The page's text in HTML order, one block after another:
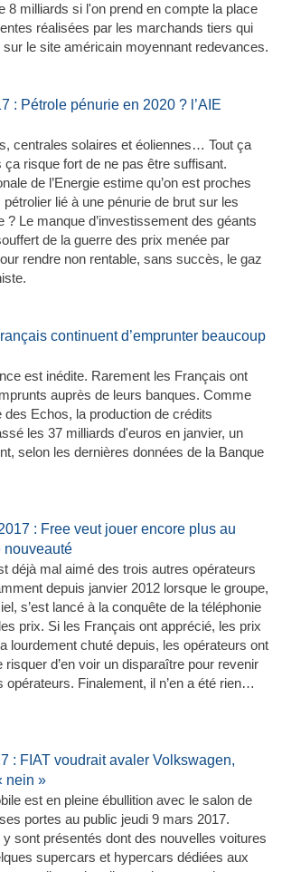
8 milliards si l'on prend en compte la place
réalisées par les marchands tiers qui
le site américain moyennant redevances.
: Pétrole pénurie en 2020 ? l’AIE
centrales solaires et éoliennes… Tout ça
ça risque fort de ne pas être suffisant.
de l’Energie estime qu’on est proches
pétrolier lié à une pénurie de brut sur les
? Le manque d’investissement des géants
de la guerre des prix menée par
rendre non rentable, sans succès, le gaz
continuent d’emprunter beaucoup
est inédite. Rarement les Français ont
auprès de leurs banques. Comme
des Echos, la production de crédits
les 37 milliards d'euros en janvier, un
selon les dernières données de la Banque
: Free veut jouer encore plus au
nouveauté
déjà mal aimé des trois autres opérateurs
depuis janvier 2012 lorsque le groupe,
s’est lancé à la conquête de la téléphonie
prix. Si les Français ont apprécié, les prix
lourdement chuté depuis, les opérateurs ont
risquer d’en voir un disparaître pour revenir
opérateurs. Finalement, il n’en a été rien…
: FIAT voudrait avaler Volkswagen,
nein »
est en pleine ébullition avec le salon de
portes au public jeudi 9 mars 2017.
sont présentés dont des nouvelles voitures
supercars et hypercars dédiées aux